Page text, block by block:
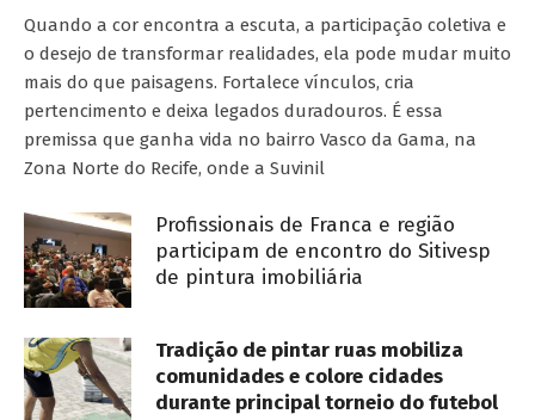
Quando a cor encontra a escuta, a participação coletiva e
o desejo de transformar realidades, ela pode mudar muito
mais do que paisagens. Fortalece vínculos, cria
pertencimento e deixa legados duradouros. É essa
premissa que ganha vida no bairro Vasco da Gama, na
Zona Norte do Recife, onde a Suvinil
Profissionais de Franca e região
participam de encontro do Sitivesp
de pintura imobiliária
Tradição de pintar ruas mobiliza
comunidades e colore cidades
durante principal torneio do futebol